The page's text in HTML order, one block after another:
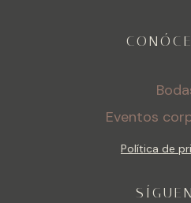
Eventos
Política de